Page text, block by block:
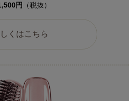
円 （税抜）
くはこちら